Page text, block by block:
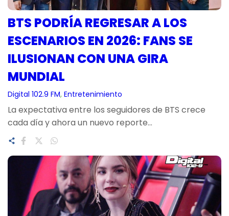
BTS PODRÍA REGRESAR A LOS
ESCENARIOS EN 2026: FANS SE
ILUSIONAN CON UNA GIRA
MUNDIAL
Digital 102.9 FM, Entretenimiento
La expectativa entre los seguidores de BTS crece
cada día y ahora un nuevo reporte…